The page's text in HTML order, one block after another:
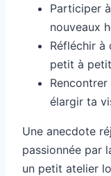
Participer
nouveaux
Réfléchir à
petit à
élargir ta
Une anecdote
passionnée par
un petit atelier